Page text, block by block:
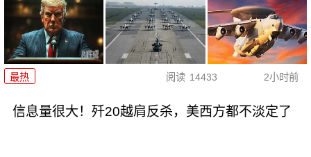
最热 阅读 14433 2小时前
信息量很大！歼20越肩反杀，美西方都不淡定了